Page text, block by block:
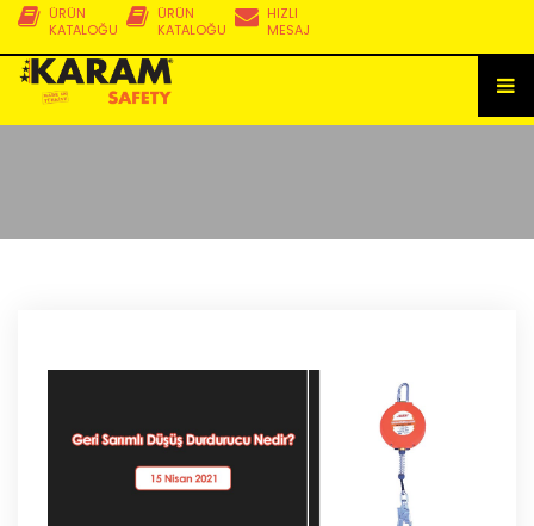
HIZLI
MESAJ
ÜRÜN
KATALOĞU
ÜRÜN
KATALOĞU